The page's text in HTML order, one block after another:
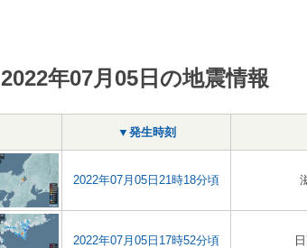
2022年07月05日の地震情報
▼発生時刻
2022年07月05日21時18分頃
2022年07月05日17時52分頃